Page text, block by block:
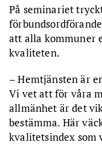
På seminariet
att alla kommuner
kvaliteten.
– Hemtjänsten är
Vi vet att för våra
allmänhet är det
bestämma. Här
kvalitetsindex som